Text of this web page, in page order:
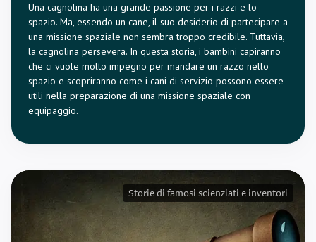
Una cagnolina ha una grande passione per i razzi e lo
spazio. Ma, essendo un cane, il suo desiderio di partecipare a
una missione spaziale non sembra troppo credibile. Tuttavia,
la cagnolina persevera. In questa storia, i bambini capiranno
che ci vuole molto impegno per mandare un razzo nello
spazio e scopriranno come i cani di servizio possono essere
utili nella preparazione di una missione spaziale con
equipaggio.
Storie di famosi scienziati e inventori